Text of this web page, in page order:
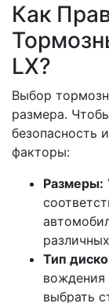
Как
LX?
Выбор
размера.
безопасность
факторы:
Размеры:
Тип
вождения
выбрать